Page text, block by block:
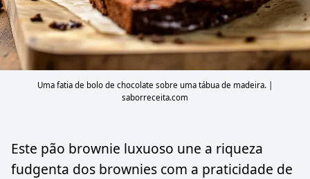
Uma fatia de bolo de chocolate sobre uma tábua de madeira. |
saborreceita.com
Este pão brownie luxuoso une a riqueza
fudgenta dos brownies com a praticidade de